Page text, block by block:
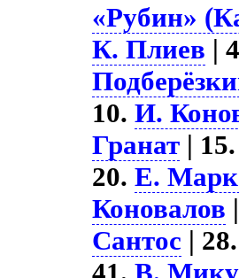
«Рубин»
К. Плиев |
10.И.
Гранат |
20.Е.
Коновалов
Сантос | 28.